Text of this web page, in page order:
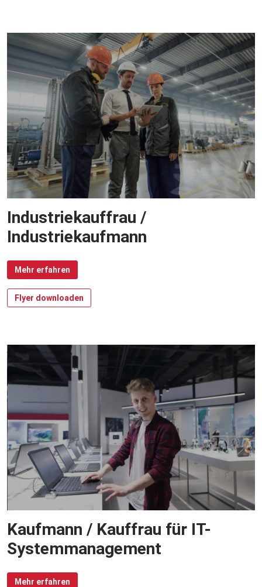
Industriekauffrau /
Industriekaufmann
Mehr erfahren
Flyer downloaden
Kaufmann / Kauffrau für IT-
Systemmanagement
Mehr erfahren